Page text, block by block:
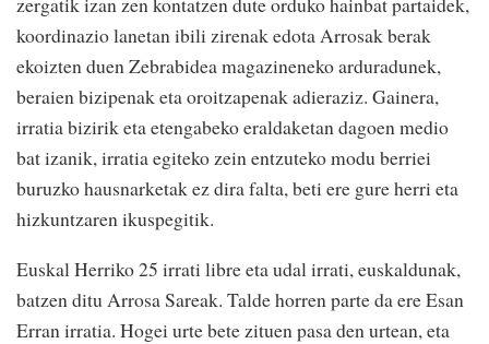
koordinazio lanetan ibili zirenak edota Arrosak berak
ekoizten duen Zebrabidea magazineneko arduradunek,
beraien bizipenak eta oroitzapenak adieraziz. Gainera,
irratia bizirik eta etengabeko eraldaketan dagoen medio
bat izanik, irratia egiteko zein entzuteko modu berriei
buruzko hausnarketak ez dira falta, beti ere gure herri eta
hizkuntzaren ikuspegitik.
Euskal Herriko 25 irrati libre eta udal irrati, euskaldunak,
batzen ditu Arrosa Sareak. Talde horren parte da ere Esan
Erran irratia. Hogei urte bete zituen pasa den urtean, eta